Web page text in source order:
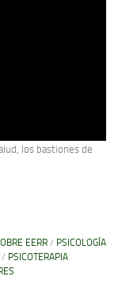
los bastiones de
EERR / PSICOLOGÍA
/ PSICOTERAPIA